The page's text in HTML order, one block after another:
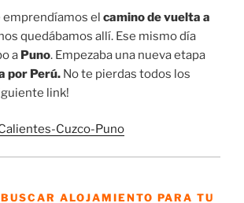
el camino de vuelta a
quedábamos allí. Ese mismo día
a Puno. Empezaba una nueva etapa
por Perú. No te pierdas todos los
link!
Cuzco-Puno
ALOJAMIENTO PARA TU